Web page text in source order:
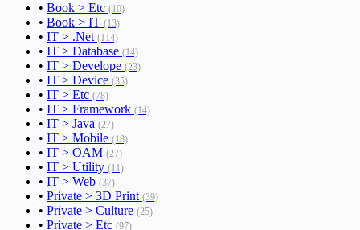
• Book > Etc (10)
• Book > IT (13)
• IT > .Net (114)
• IT > Database (14)
• IT > Develope (23)
• IT > Device (35)
• IT > Etc (78)
• IT > Framework (14)
• IT > Java (27)
• IT > Mobile (18)
• IT > OAM (27)
• IT > Utility (11)
• IT > Web (37)
• Private > 3D Print (39)
• Private > Culture (25)
• Private > Etc (97)